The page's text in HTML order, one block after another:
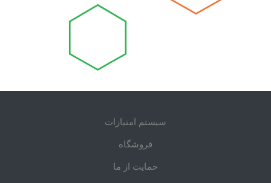
سیستم امتیازات
فروشگاه
حمایت از ما